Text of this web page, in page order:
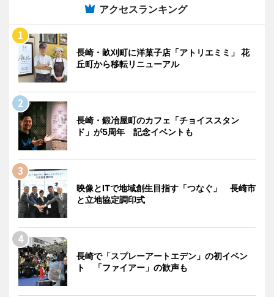
アクセスランキング
長崎・畝刈町に洋菓子店「アトリエミミ」 花
丘町から移転リニューアル
長崎・鍛冶屋町のカフェ「チョイススタン
ド」が5周年 記念イベントも
映像とITで地域創生目指す「つなぐ」 長崎市
と立地協定調印式
長崎で「スプレーアートエデン」の初イベン
ト 「ファイアー」の歓声も